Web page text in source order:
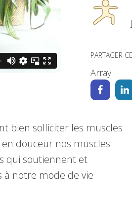
PARTAGER
Array
bien solliciter les muscles
douceur nos muscles
qui soutiennent et
notre mode de vie